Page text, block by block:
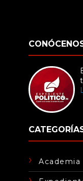
Academia